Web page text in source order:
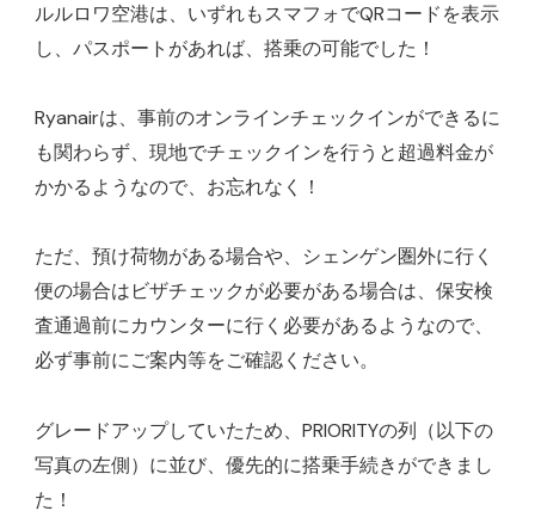
ルルロワ空港は、いずれもスマフォでQRコードを表示
し、パスポートがあれば、搭乗の可能でした！
Ryanairは、事前のオンラインチェックインができるに
も関わらず、現地でチェックインを行うと超過料金が
かかるようなので、お忘れなく！
ただ、預け荷物がある場合や、シェンゲン圏外に行く
便の場合はビザチェックが必要がある場合は、保安検
査通過前にカウンターに行く必要があるようなので、
必ず事前にご案内等をご確認ください。
グレードアップしていたため、PRIORITYの列（以下の
写真の左側）に並び、優先的に搭乗手続きができまし
た！